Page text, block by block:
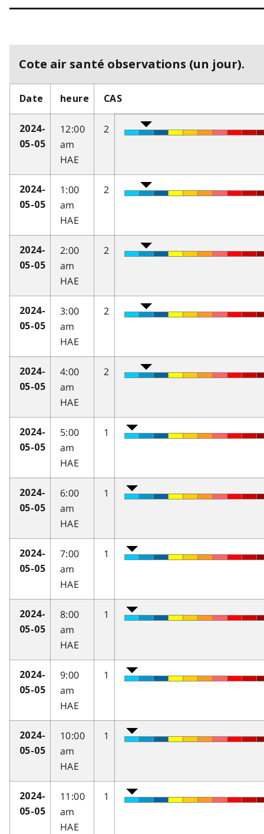
Cote air santé observations (un jour).
Date heure CAS
2024-
05-05
12:00
am
HAE
2
2024-
05-05
1:00
am
HAE
2
2024-
05-05
2:00
am
HAE
2
2024-
05-05
3:00
am
HAE
2
2024-
05-05
4:00
am
HAE
2
2024-
05-05
5:00
am
HAE
1
2024-
05-05
6:00
am
HAE
1
2024-
05-05
7:00
am
HAE
1
2024-
05-05
8:00
am
HAE
1
2024-
05-05
9:00
am
HAE
1
2024-
05-05
10:00
am
HAE
1
2024-
05-05
11:00
am
HAE
1